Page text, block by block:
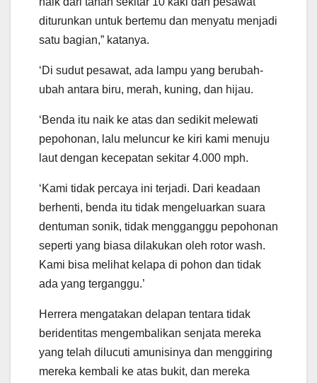
diturunkan untuk bertemu dan menyatu menjadi
satu bagian,” katanya.
‘Di sudut pesawat, ada lampu yang berubah-
ubah antara biru, merah, kuning, dan hijau.
‘Benda itu naik ke atas dan sedikit melewati
pepohonan, lalu meluncur ke kiri kami menuju
laut dengan kecepatan sekitar 4.000 mph.
‘Kami tidak percaya ini terjadi. Dari keadaan
berhenti, benda itu tidak mengeluarkan suara
dentuman sonik, tidak mengganggu pepohonan
seperti yang biasa dilakukan oleh rotor wash.
Kami bisa melihat kelapa di pohon dan tidak
ada yang terganggu.’
Herrera mengatakan delapan tentara tidak
beridentitas mengembalikan senjata mereka
yang telah dilucuti amunisinya dan menggiring
mereka kembali ke atas bukit, dan mereka